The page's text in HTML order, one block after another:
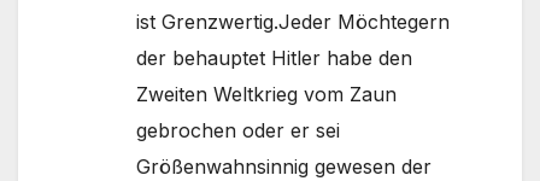
ist Grenzwertig.Jeder Möchtegern
der behauptet Hitler habe den
Zweiten Weltkrieg vom Zaun
gebrochen oder er sei
Größenwahnsinnig gewesen der